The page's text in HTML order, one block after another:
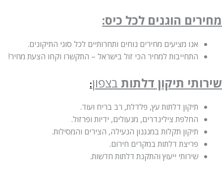
מחירים הוגנים לכל כיס:
אנו מציעים מחירים נוחים ותחרותיים לכל סוגי התיקונים.
התחייבות למחיר הכי זול בישראל – התקשרו וקחו הצעת מחיר!
שירותי תיקון דלתות בצפון:
תיקון דלתות עץ, פלדלת, רב בריח ועוד.
החלפת צילינדרים, מנעולים, ידיות ופרזול.
תיקון תקלות במנגנון הנעילה, הצירים והמסילות.
פריצת דלתות במקרים חירום.
שירותי ייעוץ והתקנת דלתות חדשות.